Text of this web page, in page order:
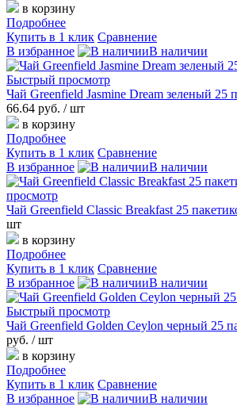
в корзину
Подробнее
Купить в 1 клик Сравнение
В избранное
В наличии
Быстрый просмотр
Чай Greenfield Jasmine Dream зеленый 25
66.64 руб. / шт
в корзину
Подробнее
Купить в 1 клик Сравнение
В избранное
В наличии
просмотр
Чай Greenfield Classic Breakfast 25
шт
в корзину
Подробнее
Купить в 1 клик Сравнение
В избранное
В наличии
Быстрый просмотр
Чай Greenfield Golden Ceylon черный 25
руб. / шт
в корзину
Подробнее
Купить в 1 клик Сравнение
В избранное
В наличии